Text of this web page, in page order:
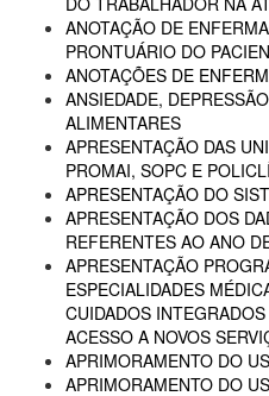
ANOTAÇÃO DE
PRONTUÁRIO DO
ANOTAÇÕES DE
ANSIEDADE,
ALIMENTARES
APRESENTAÇÃO DAS
PROMAI, SOPC E
APRESENTAÇÃO DO
APRESENTAÇÃO DOS
REFERENTES AO ANO
APRESENTAÇÃO
ESPECIALIDADES
CUIDADOS
ACESSO A NOVOS
APRIMORAMENTO DO
APRIMORAMENTO DO